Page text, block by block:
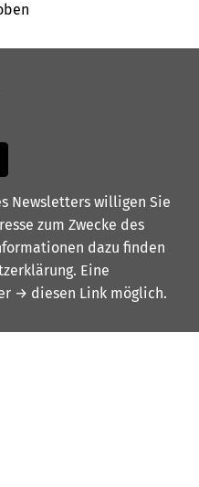
Newsletters willigen Sie
zum Zwecke des
dazu finden
. Eine
→ diesen Link möglich.